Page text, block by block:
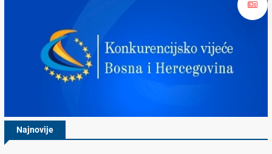
Najnovije